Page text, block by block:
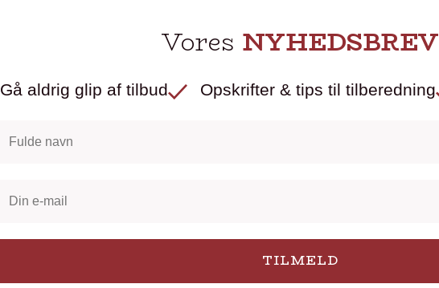
Vores NYHEDSBREV
Gå aldrig glip af tilbud Opskrifter & tips til tilberedning
TILMELD